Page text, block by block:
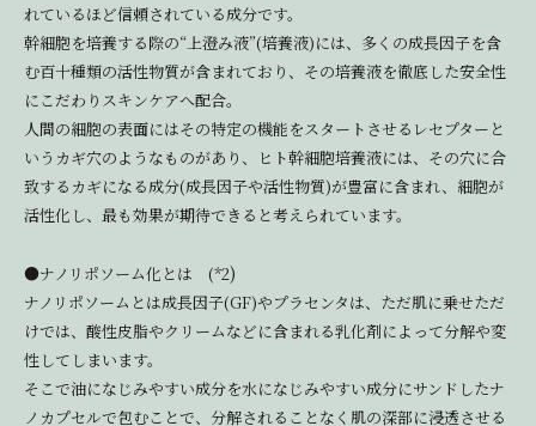
れているほど信頼されている成分です。
幹細胞を培養する際の“上澄み液”(培養液)には、多くの成長因子を含
む百十種類の活性物質が含まれており、その培養液を徹底した安全性
にこだわりスキンケアへ配合。
人間の細胞の表面にはその特定の機能をスタートさせるレセプターと
いうカギ穴のようなものがあり、ヒト幹細胞培養液には、その穴に合
致するカギになる成分(成長因子や活性物質)が豊富に含まれ、細胞が
活性化し、最も効果が期待できると考えられています。
●ナノリポソーム化とは (*2)
ナノリポソームとは成長因子(GF)やプラセンタは、ただ肌に乗せただ
けでは、酸性皮脂やクリームなどに含まれる乳化剤によって分解や変
性してしまいます。
そこで油になじみやすい成分を水になじみやすい成分にサンドしたナ
ノカプセルで包むことで、分解されることなく肌の深部に浸透させる